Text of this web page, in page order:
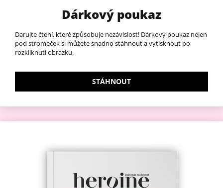
Dárkový poukaz
Darujte čtení, které způsobuje nezávislost! Dárkový poukaz nejen
pod stromeček si můžete snadno stáhnout a vytisknout po
rozkliknutí obrázku.
STÁHNOUT